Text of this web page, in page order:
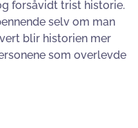
forsåvidt trist historie.
selv om man
blir historien mer
som overlevde